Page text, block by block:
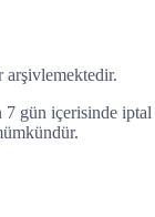
arşivlemektedir.
gün içerisinde iptal